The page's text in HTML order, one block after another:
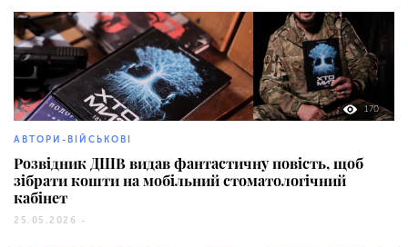
170
АВТОРИ-ВІЙСЬКОВІ
Розвідник ДШВ видав фантастичну повість, щоб
зібрати кошти на мобільний стоматологічний
кабінет
25.05.2026 -